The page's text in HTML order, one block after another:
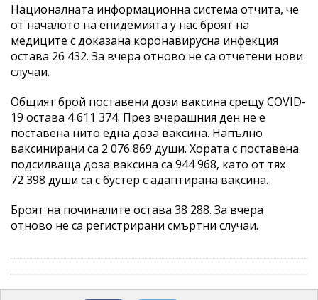
Националната информационна система отчита, че
от началото на епидемията у нас броят на
медиците с доказана коронавирусна инфекция
остава 26 432. За вчера отново не са отчетени нови
случаи.
Общият брой поставени дози ваксина срещу COVID-
19 остава 4 611 374. През вчерашния ден не е
поставена нито една доза ваксина. Напълно
ваксинирани са 2 076 869 души. Хората с поставена
подсилваща доза ваксина са 944 968, като от тях
72 398 души са с бустер с адаптирана ваксина.
Броят на починалите остава 38 288. За вчера
отново не са регистрирани смъртни случаи.